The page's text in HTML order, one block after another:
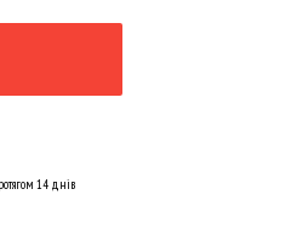
14 днів